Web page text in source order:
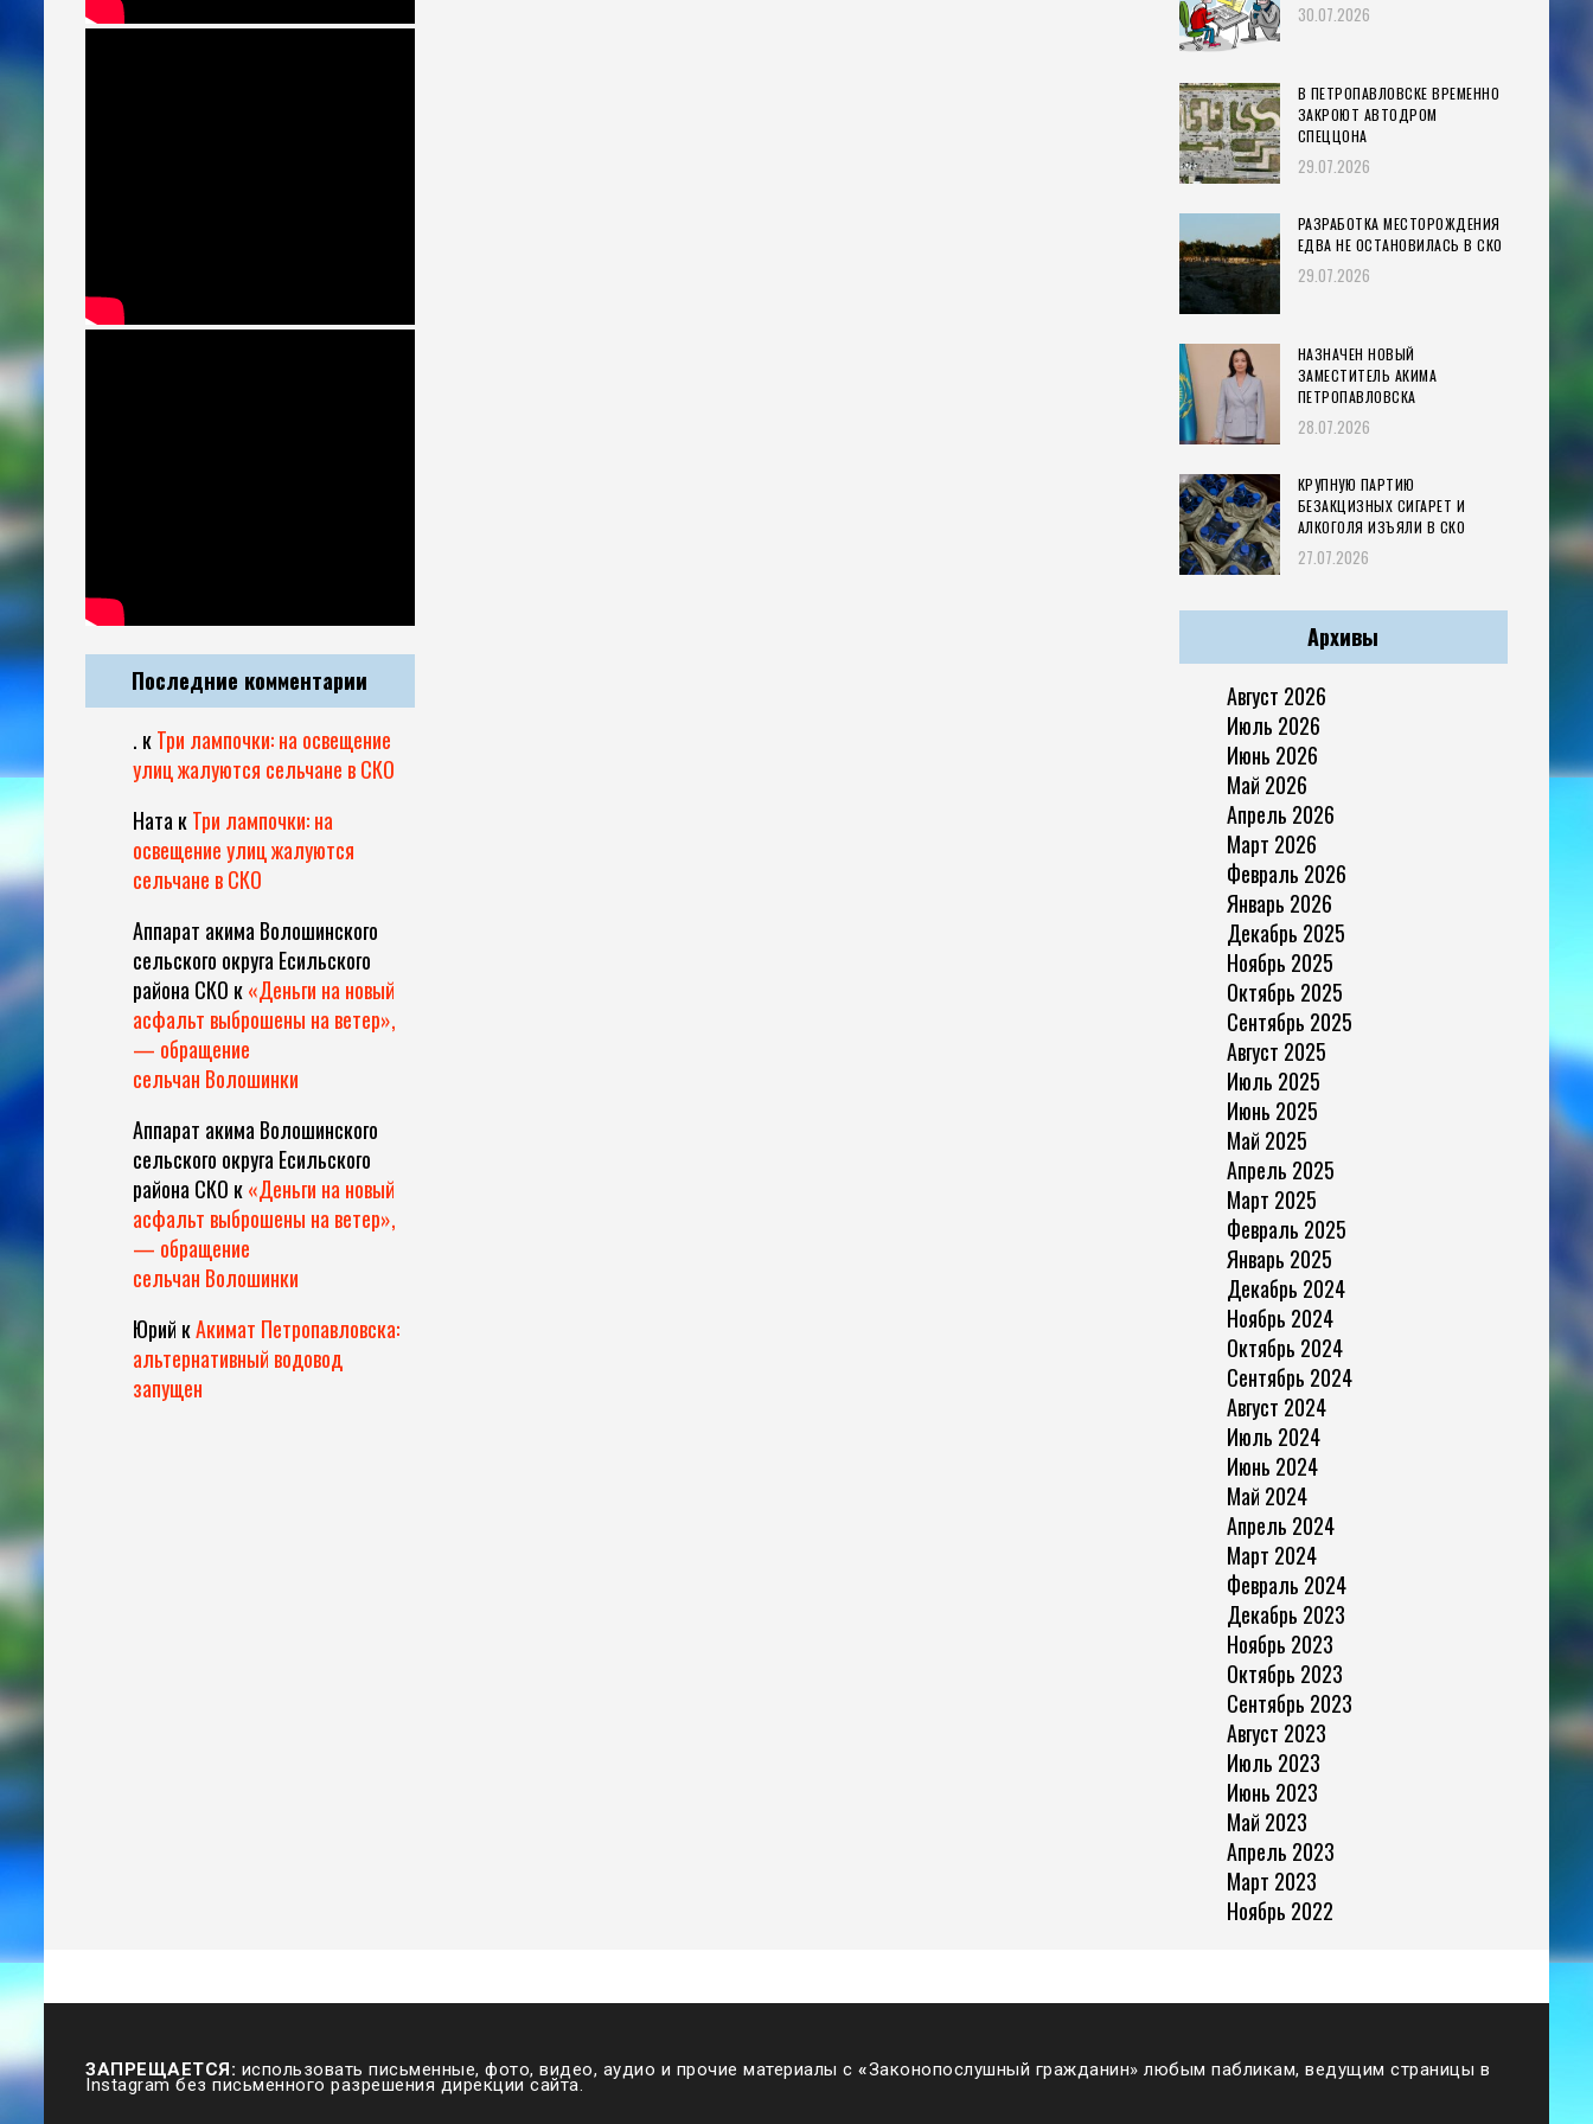
Последние комментарии
. кТри лампочки: на освещение
улиц жалуются сельчане в СКО
Ната кТри лампочки: на
освещение улиц жалуются
сельчане в СКО
Аппарат акима Волошинского
сельского округа Есильского
района СКО к«Деньги на новый
асфальт выброшены на ветер»,
— обращение
сельчан Волошинки
Аппарат акима Волошинского
сельского округа Есильского
района СКО к«Деньги на новый
асфальт выброшены на ветер»,
— обращение
сельчан Волошинки
Юрий кАкимат Петропавловска:
альтернативный водовод
запущен
30.07.2026
В ПЕТРОПАВЛОВСКЕ ВРЕМЕННО
ЗАКРОЮТ АВТОДРОМ
СПЕЦЦОНА
29.07.2026
РАЗРАБОТКА МЕСТОРОЖДЕНИЯ
ЕДВА НЕ ОСТАНОВИЛАСЬ В СКО
29.07.2026
НАЗНАЧЕН НОВЫЙ
ЗАМЕСТИТЕЛЬ АКИМА
ПЕТРОПАВЛОВСКА
28.07.2026
КРУПНУЮ ПАРТИЮ
БЕЗАКЦИЗНЫХ СИГАРЕТ И
АЛКОГОЛЯ ИЗЪЯЛИ В СКО
27.07.2026
Архивы
Август 2026
Июль 2026
Июнь 2026
Май 2026
Апрель 2026
Март 2026
Февраль 2026
Январь 2026
Декабрь 2025
Ноябрь 2025
Октябрь 2025
Сентябрь 2025
Август 2025
Июль 2025
Июнь 2025
Май 2025
Апрель 2025
Март 2025
Февраль 2025
Январь 2025
Декабрь 2024
Ноябрь 2024
Октябрь 2024
Сентябрь 2024
Август 2024
Июль 2024
Июнь 2024
Май 2024
Апрель 2024
Март 2024
Февраль 2024
Декабрь 2023
Ноябрь 2023
Октябрь 2023
Сентябрь 2023
Август 2023
Июль 2023
Июнь 2023
Май 2023
Апрель 2023
Март 2023
Ноябрь 2022
ЗАПРЕЩАЕТСЯ: использовать письменные, фото, видео, аудио и прочие материалы с «Законопослушный гражданин» любым пабликам, ведущим страницы в
Instagram без письменного разрешения дирекции сайта.